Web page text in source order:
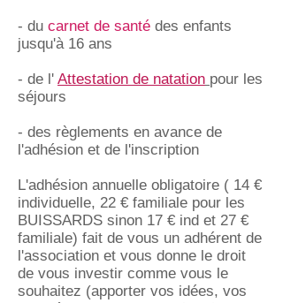
- du carnet de santé des enfants
jusqu'à 16 ans
- de l' Attestation de natation pour les
séjours
- des règlements en avance de
l'adhésion et de l'inscription
L'adhésion annuelle obligatoire ( 14 €
individuelle, 22 € familiale pour les
BUISSARDS sinon 17 € ind et 27 €
familiale) fait de vous un adhérent de
l'association et vous donne le droit
de vous investir comme vous le
souhaitez (apporter vos idées, vos